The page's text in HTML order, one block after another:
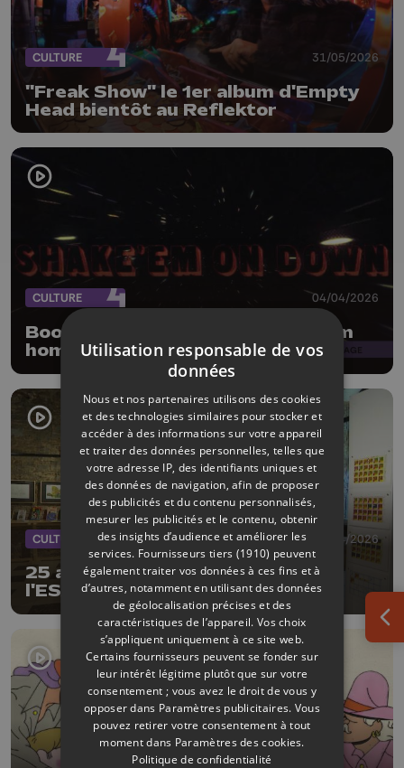
CULTURE 31/05/2026
"Freak Show" le 1er album d'Empty
Head bientôt au Reflektor
CULTURE 04/04/2026
Boogie Beasts : 15 ans et un album
hommage à R.L. Burnside
CULTURE 02/04/2026
25 ans de BD en une exposition à
l'ESA Saint-Luc Liège
Utilisation responsable de vos
données
Nous et nos partenaires utilisons des cookies
et des technologies similaires pour stocker et
accéder à des informations sur votre appareil
et traiter des données personnelles, telles que
votre adresse IP, des identifiants uniques et
des données de navigation, afin de proposer
des publicités et du contenu personnalisés,
mesurer les publicités et le contenu, obtenir
des insights d’audience et améliorer les
services. Fournisseurs tiers (1910) peuvent
également traiter vos données à ces fins et à
d’autres, notamment en utilisant des données
de géolocalisation précises et des
caractéristiques de l’appareil. Vos choix
s’appliquent uniquement à ce site web.
Certains fournisseurs peuvent se fonder sur
leur intérêt légitime plutôt que sur votre
consentement ; vous avez le droit de vous y
opposer dans Paramètres publicitaires. Vous
pouvez retirer votre consentement à tout
moment dans Paramètres des cookies.
Politique de confidentialité